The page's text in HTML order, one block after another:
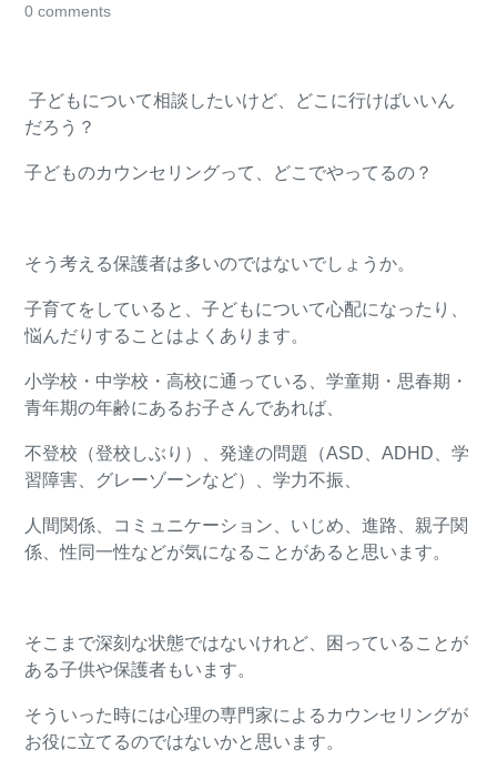
0 comments
子どもについて相談したいけど、どこに行けばいいん
だろう？
子どものカウンセリングって、どこでやってるの？
そう考える保護者は多いのではないでしょうか。
子育てをしていると、子どもについて心配になったり、
悩んだりすることはよくあります。
小学校・中学校・高校に通っている、学童期・思春期・
青年期の年齢にあるお子さんであれば、
不登校（登校しぶり）、発達の問題（ASD 、ADHD 、学
習障害、グレーゾーンなど）、学力不振、
人間関係、コミュニケーション、いじめ、進路、親子関
係、性同一性などが気になることがあると思います。
そこまで深刻な状態ではないけれど、困っていることが
ある子供や保護者もいます。
そういった時には心理の専門家によるカウンセリングが
お役に立てるのではないかと思います。